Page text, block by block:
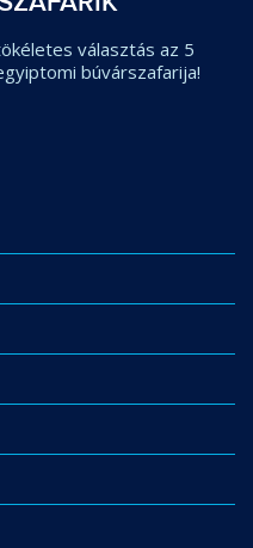
választás az 5
búvárszafarija!